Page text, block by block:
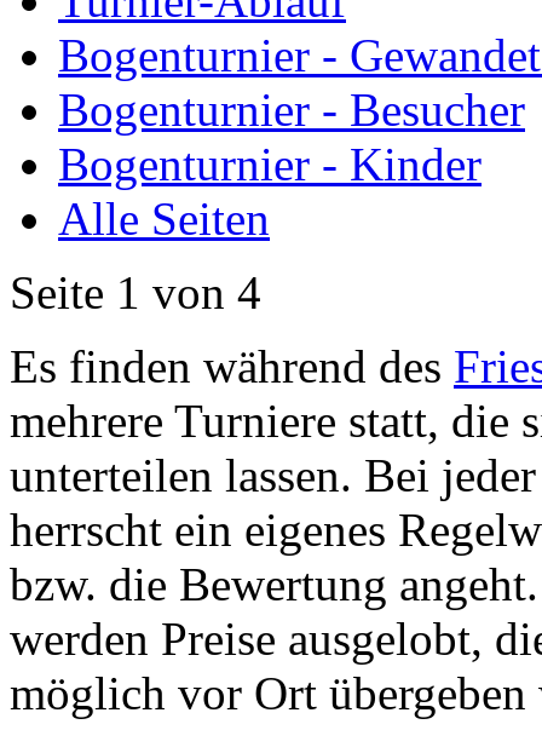
Bogenturnier -
Bogenturnier - Besucher
Bogenturnier - Kinder
Alle Seiten
Seite 1 von 4
Es finden während des
mehrere Turniere statt, die
unterteilen lassen. Bei
herrscht ein eigenes
bzw. die Bewertung
werden Preise ausgelobt,
möglich vor Ort übergeben